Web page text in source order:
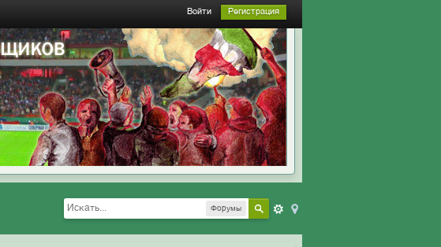
Войти Регистрация
Форумы